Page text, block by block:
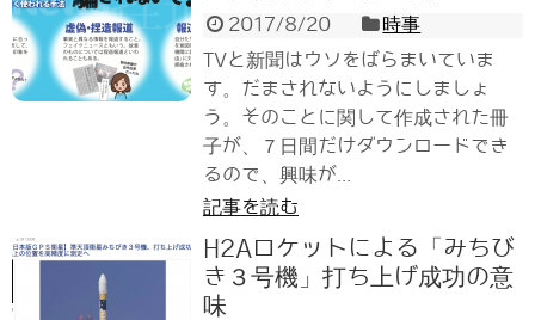
2017/8/20
時事
TVと新聞はウソをばらまいていま
す。だまされないようにしましょ
う。そのことに関して作成された冊
子が、７日間だけダウンロードでき
るので、興味が...
記事を読む
H2Aロケットによる「みちび
き３号機」打ち上げ成功の意
味